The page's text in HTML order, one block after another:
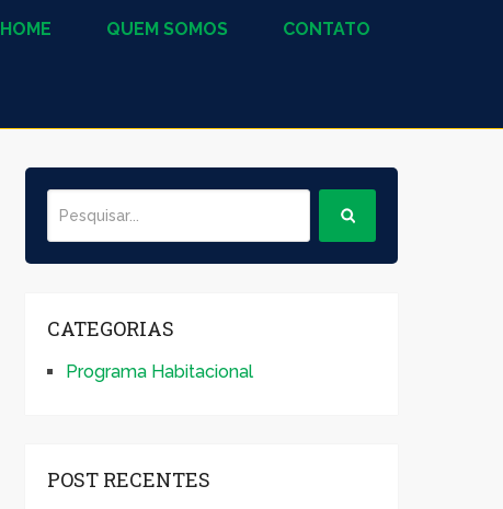
HOME QUEM SOMOS CONTATO
CATEGORIAS
Programa Habitacional
POST RECENTES